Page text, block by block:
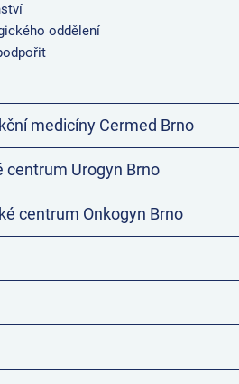
oddělení
medicíny Cermed Brno
centrum Urogyn Brno
centrum Onkogyn Brno